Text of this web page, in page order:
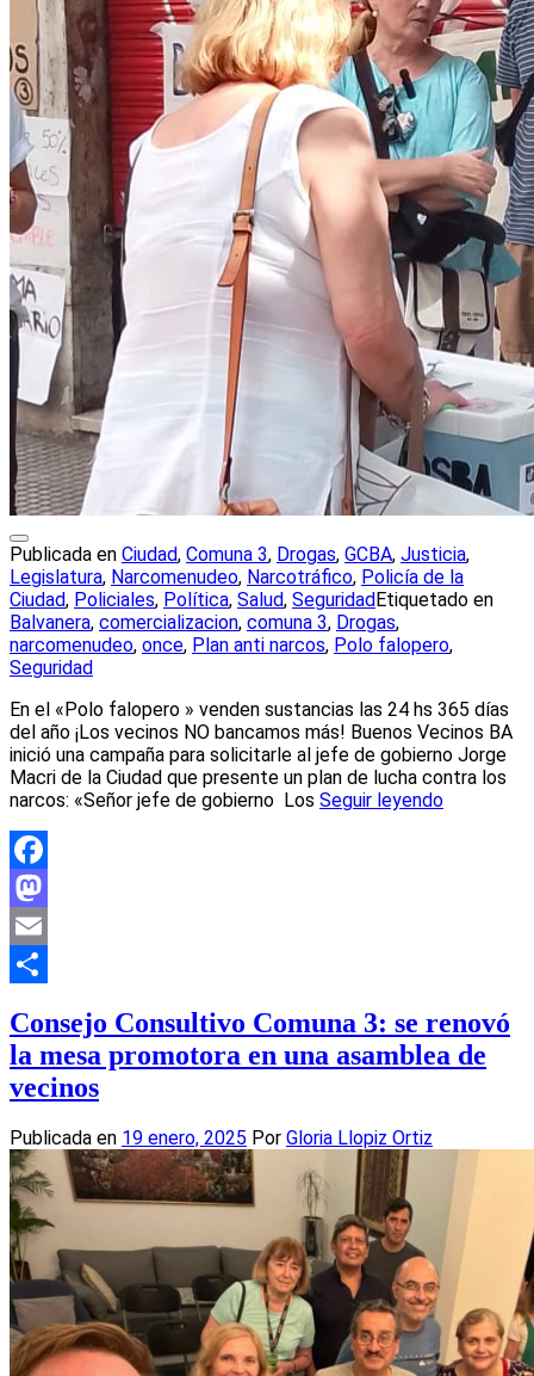
Publicada en Ciudad, Comuna 3, Drogas, GCBA, Justicia,
Legislatura, Narcomenudeo, Narcotráfico, Policía de la
Ciudad, Policiales, Política, Salud, SeguridadEtiquetado en
Balvanera, comercializacion, comuna 3, Drogas,
narcomenudeo, once, Plan anti narcos, Polo falopero,
Seguridad
En el «Polo falopero » venden sustancias las 24 hs 365 días
del año ¡Los vecinos NO bancamos más! Buenos Vecinos BA
inició una campaña para solicitarle al jefe de gobierno Jorge
Macri de la Ciudad que presente un plan de lucha contra los
narcos: «Señor jefe de gobierno Los Seguir leyendo
Facebook
Mastodon
Email
Consejo Consultivo Comuna 3: se renovó
la mesa promotora en una asamblea de
vecinos
Publicada en 19 enero, 2025 Por Gloria Llopiz Ortiz